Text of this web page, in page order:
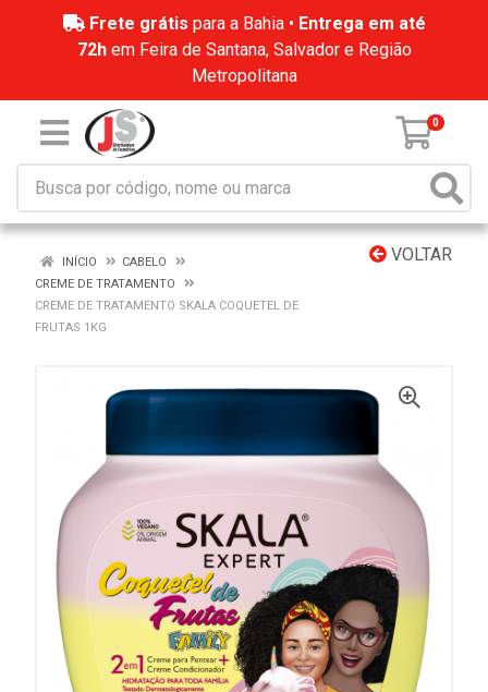
Frete grátis para a Bahia • Entrega em até
72hem Feira de Santana, Salvador e Região
Metropolitana
0
VOLTAR
INÍCIO
CABELO
CREME DE TRATAMENTO
CREME DE TRATAMENTO SKALA COQUETEL DE
FRUTAS 1KG